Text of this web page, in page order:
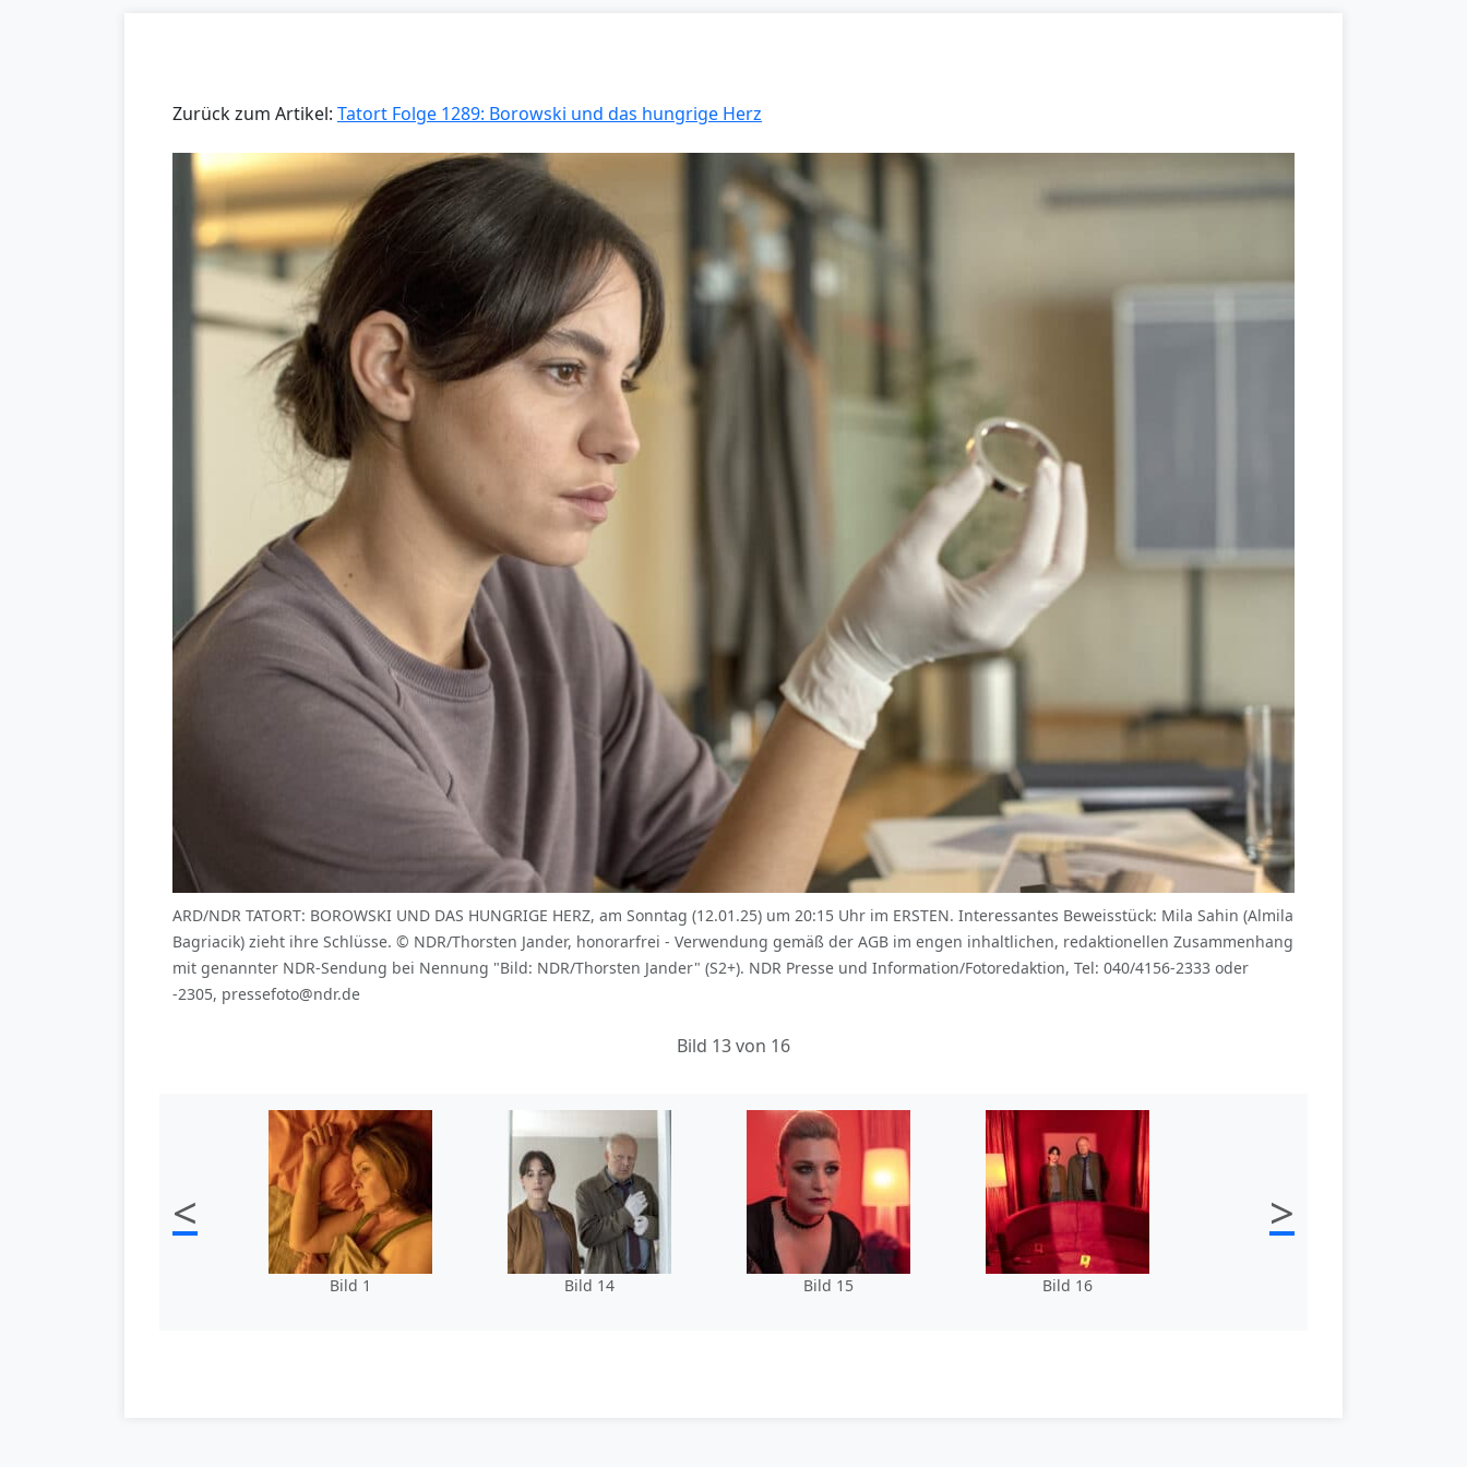
Zurück zum Artikel: Tatort Folge 1289: Borowski und das hungrige Herz
ARD/NDR TATORT: BOROWSKI UND DAS HUNGRIGE HERZ, am Sonntag (12.01.25) um 20:15 Uhr im ERSTEN. Interessantes Beweisstück: Mila Sahin (Almila
Bagriacik) zieht ihre Schlüsse. © NDR/Thorsten Jander, honorarfrei - Verwendung gemäß der AGB im engen inhaltlichen, redaktionellen Zusammenhang
mit genannter NDR-Sendung bei Nennung "Bild: NDR/Thorsten Jander" (S2+). NDR Presse und Information/Fotoredaktion, Tel: 040/4156-2333 oder
-2305, pressefoto@ndr.de
Bild 13 von 16
<
Bild 1 Bild 14 Bild 15 Bild 16
>